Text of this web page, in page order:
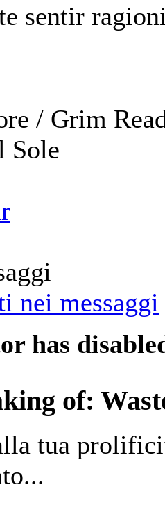
sentir
/ Grim
Sole
has
of:
tua